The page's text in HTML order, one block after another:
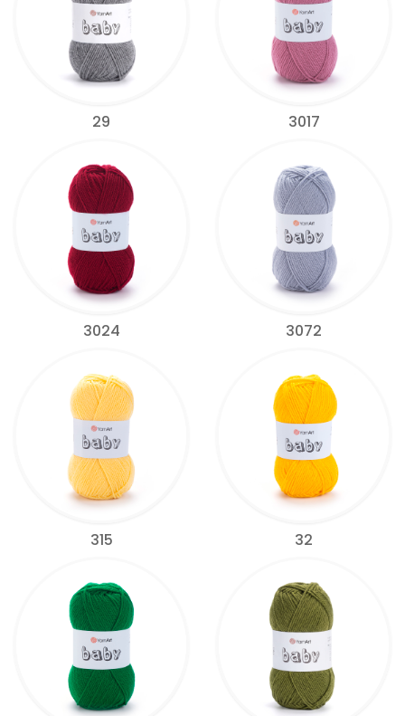
29 3017
3024 3072
315 32